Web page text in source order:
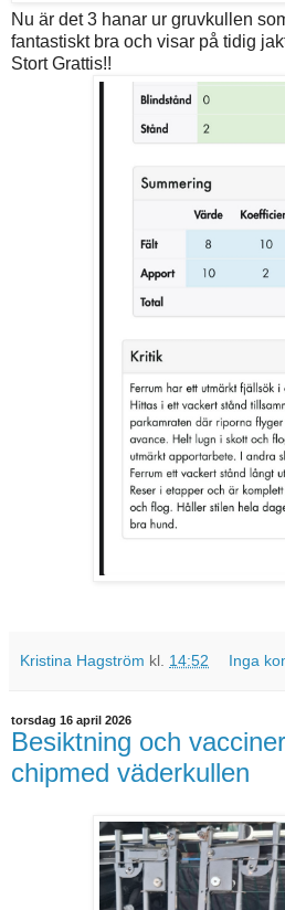
Nu är det 3 hanar ur gruvkullen
fantastiskt bra och visar på tidig
Stort Grattis!!
Kristina Hagström kl. 14:52 Inga
torsdag 16 april 2026
Besiktning och
chipmed väderkullen